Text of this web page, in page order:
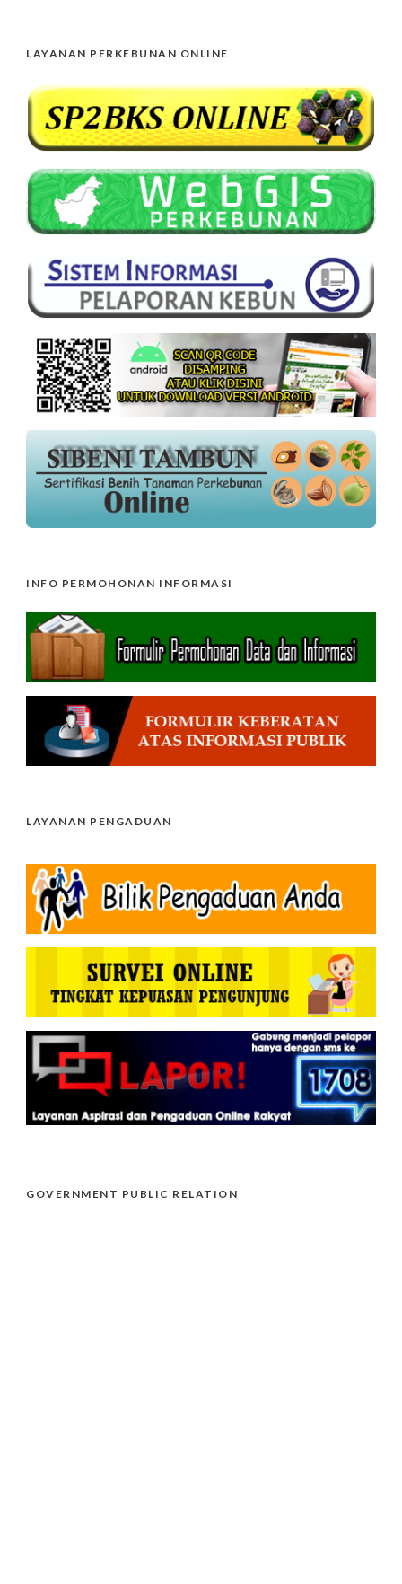
LAYANAN PERKEBUNAN ONLINE
INFO PERMOHONAN INFORMASI
LAYANAN PENGADUAN
GOVERNMENT PUBLIC RELATION